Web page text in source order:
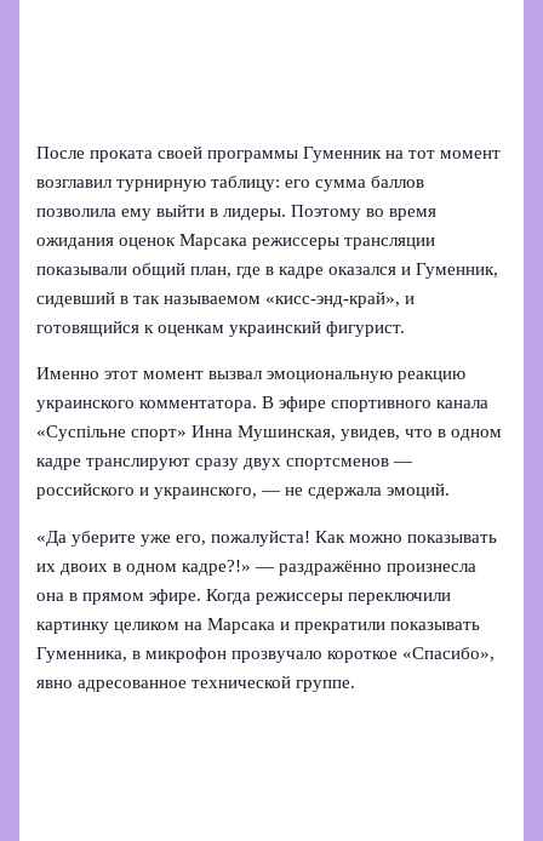
После проката своей программы Гуменник на тот момент
возглавил турнирную таблицу: его сумма баллов
позволила ему выйти в лидеры. Поэтому во время
ожидания оценок Марсака режиссеры трансляции
показывали общий план, где в кадре оказался и Гуменник,
сидевший в так называемом «кисс-энд-край», и
готовящийся к оценкам украинский фигурист.
Именно этот момент вызвал эмоциональную реакцию
украинского комментатора. В эфире спортивного канала
«Суспільне спорт» Инна Мушинская, увидев, что в одном
кадре транслируют сразу двух спортсменов —
российского и украинского, — не сдержала эмоций.
«Да уберите уже его, пожалуйста! Как можно показывать
их двоих в одном кадре?!» — раздражённо произнесла
она в прямом эфире. Когда режиссеры переключили
картинку целиком на Марсака и прекратили показывать
Гуменника, в микрофон прозвучало короткое «Спасибо»,
явно адресованное технической группе.